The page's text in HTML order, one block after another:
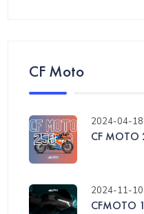
CF Moto
2024-04-18
CF MOTO
2024-11-10
CFMOTO